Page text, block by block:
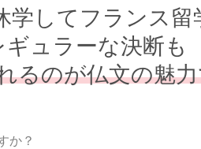
学してフランス留
ギュラーな決断も
るのが仏文の魅
か？